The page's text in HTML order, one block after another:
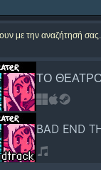
με την αναζήτησή
ΤΟ
BAD END